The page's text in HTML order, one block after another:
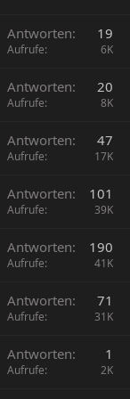
Antworten 19
Aufrufe 6K
Antworten 20
Aufrufe 8K
Antworten 47
Aufrufe 17K
Antworten 101
Aufrufe 39K
Antworten 190
Aufrufe 41K
Antworten 71
Aufrufe 31K
Antworten 1
Aufrufe 2K